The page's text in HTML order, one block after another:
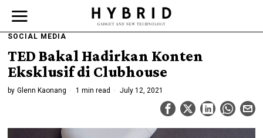
SOCIAL MEDIA
TED Bakal Hadirkan Konten
Eksklusif di Clubhouse
by Glenn Kaonang 1 min read July 12, 2021